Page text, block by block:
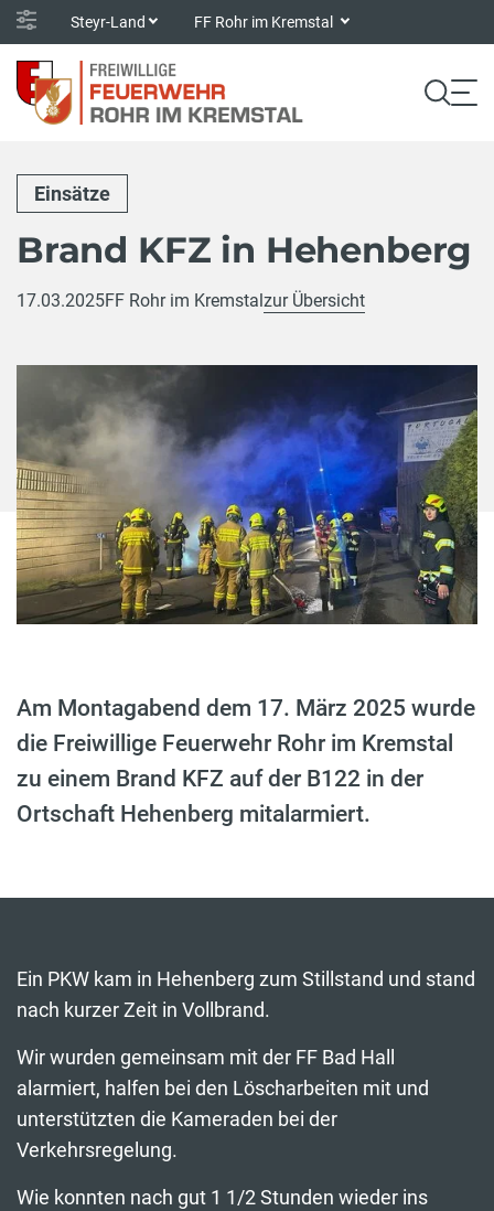
Steyr-Land FF Rohr im Kremstal
Einsätze
Brand KFZ in Hehenberg
17.03.2025FF Rohr im Kremstal zur Übersicht
Am Montagabend dem 17. März 2025 wurde
die Freiwillige Feuerwehr Rohr im Kremstal
zu einem Brand KFZ auf der B122 in der
Ortschaft Hehenberg mitalarmiert.
Ein PKW kam in Hehenberg zum Stillstand und stand
nach kurzer Zeit in Vollbrand.
Wir wurden gemeinsam mit der FF Bad Hall
alarmiert, halfen bei den Löscharbeiten mit und
unterstützten die Kameraden bei der
Verkehrsregelung.
Wie konnten nach gut 1 1/2 Stunden wieder ins